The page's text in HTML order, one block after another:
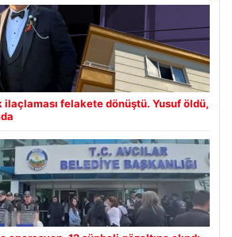
ilaçlaması felakete dönüştü. Yusuf öldü,